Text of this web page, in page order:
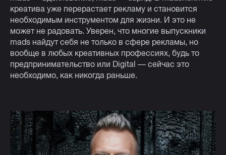
креатива уже перерастает рекламу и становится
необходимым инструментом для жизни. И это не
может не радовать. Уверен, что многие выпускники
mads найдут себя не только в сфере рекламы, но
вообще в любых креативных профессиях, будь то
предпринимательство или Digital — сейчас это
необходимо, как никогда раньше.